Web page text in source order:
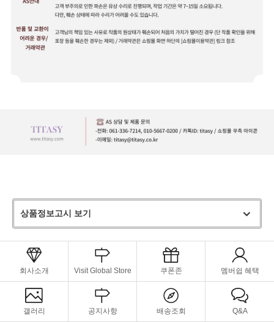
상품정보고시 보기
회사소개 Visit Global Store 쿠폰존 멤버쉽 혜택
갤러리 공지사항 배송조회 Q&A